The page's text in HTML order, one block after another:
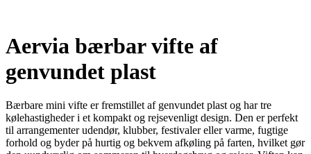
Aervia bærbar vifte af
genvundet plast
Bærbare mini vifte er fremstillet af genvundet plast og har tre
kølehastigheder i et kompakt og rejsevenligt design. Den er perfekt
til arrangementer udendør, klubber, festivaler eller varme, fugtige
forhold og byder på hurtig og bekvem afkøling på farten, hvilket gør